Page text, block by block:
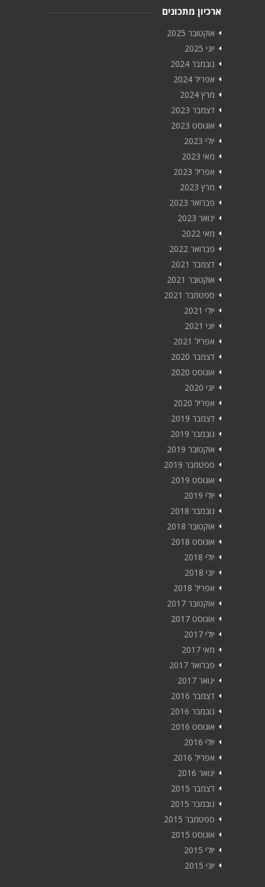
ארכיון מתכונים
אוקטובר 2025
יוני 2025
נובמבר 2024
אפריל 2024
מרץ 2024
דצמבר 2023
אוגוסט 2023
יולי 2023
מאי 2023
אפריל 2023
מרץ 2023
פברואר 2023
ינואר 2023
מאי 2022
פברואר 2022
דצמבר 2021
אוקטובר 2021
ספטמבר 2021
יולי 2021
יוני 2021
אפריל 2021
דצמבר 2020
אוגוסט 2020
יוני 2020
אפריל 2020
דצמבר 2019
נובמבר 2019
אוקטובר 2019
ספטמבר 2019
אוגוסט 2019
יולי 2019
נובמבר 2018
אוקטובר 2018
אוגוסט 2018
יולי 2018
יוני 2018
אפריל 2018
אוקטובר 2017
אוגוסט 2017
יולי 2017
מאי 2017
פברואר 2017
ינואר 2017
דצמבר 2016
נובמבר 2016
אוגוסט 2016
יולי 2016
אפריל 2016
ינואר 2016
דצמבר 2015
נובמבר 2015
ספטמבר 2015
אוגוסט 2015
יולי 2015
יוני 2015